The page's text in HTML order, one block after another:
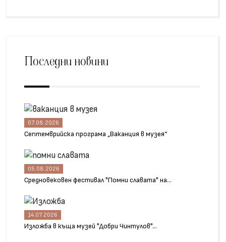
Последни новини
07.08.2026
Септемврийска програма „Ваканция в музея“
05.08.2026
Средновековен фестивал "Помни славата" на...
14.07.2026
Изложба в къща музей "Добри Чинтулов"...